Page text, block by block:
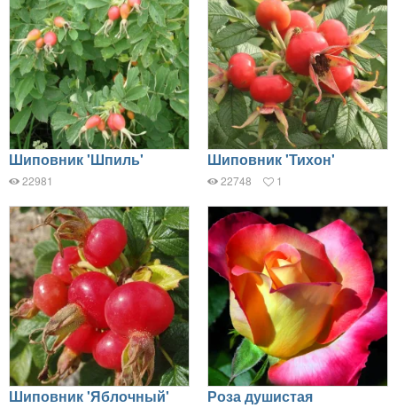
Шиповник 'Шпиль'
22981
Шиповник 'Тихон'
22748 1
Шиповник 'Яблочный' Роза душистая